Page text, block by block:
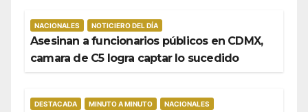
NACIONALES NOTICIERO DEL DÍA
Asesinan a funcionarios públicos en CDMX,
camara de C5 logra captar lo sucedido
DESTACADA MINUTO A MINUTO NACIONALES